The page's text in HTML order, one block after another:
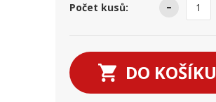
Počet kusů:
DO KOŠÍKU